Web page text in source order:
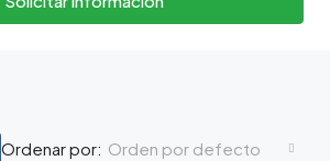
Ordenar por: Orden por defecto